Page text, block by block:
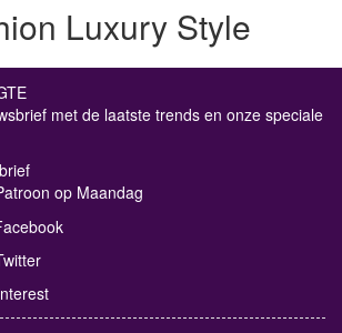
Luxury Style
met de laatste trends en onze speciale
op Maandag